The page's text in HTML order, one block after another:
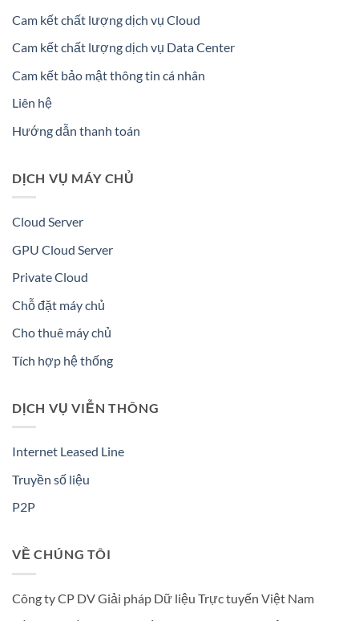
Cam kết chất lượng dịch vụ Cloud
Cam kết chất lượng dịch vụ Data Center
Cam kết bảo mật thông tin cá nhân
Liên hệ
Hướng dẫn thanh toán
DỊCH VỤ MÁY CHỦ
Cloud Server
GPU Cloud Server
Private Cloud
Chỗ đặt máy chủ
Cho thuê máy chủ
Tích hợp hệ thống
DỊCH VỤ VIỄN THÔNG
Internet Leased Line
Truyền số liệu
P2P
VỀ CHÚNG TÔI
Công ty CP DV Giải pháp Dữ liệu Trực tuyến Việt Nam